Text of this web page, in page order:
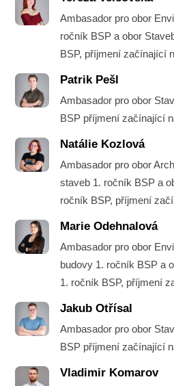
Ambasador pro obor
ročník BSP a obor
BSP, příjmení začínající
Patrik Pešl
Ambasador pro obor
BSP příjmení začínající
Natálie Kozlová
Ambasador pro obor
staveb 1. ročník BSP a
ročník BSP, příjmení
Marie Odehnalová
Ambasador pro obor
budovy 1. ročník BSP a
1. ročník BSP, příjmení
Jakub Otřísal
Ambasador pro obor
BSP příjmení začínající
Vladimir Komarov